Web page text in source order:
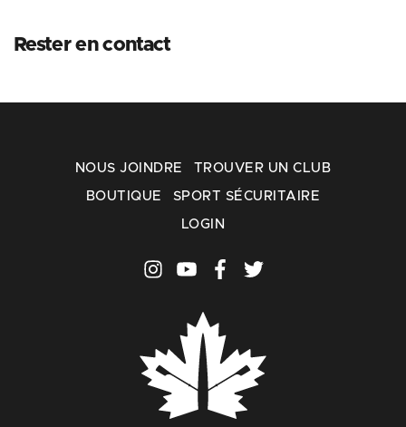
Rester en contact
NOUS JOINDRE TROUVER UN CLUB
BOUTIQUE SPORT SÉCURITAIRE
LOGIN